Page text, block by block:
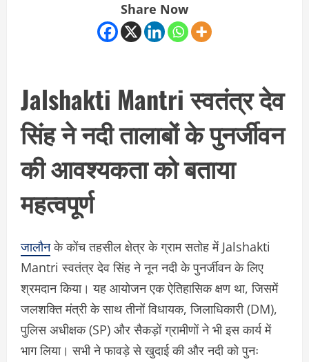
Share Now
Jalshakti Mantri स्वतंत्र देव
सिंह ने नदी तालाबों के पुनर्जीवन
की आवश्यकता को बताया
महत्वपूर्ण
जालौनके कोंच तहसील क्षेत्र के ग्राम सतोह में Jalshakti
Mantri स्वतंत्र देव सिंह ने नून नदी के पुनर्जीवन के लिए
श्रमदान किया। यह आयोजन एक ऐतिहासिक क्षण था, जिसमें
जलशक्ति मंत्री के साथ तीनों विधायक, जिलाधिकारी (DM),
पुलिस अधीक्षक (SP) और सैकड़ों ग्रामीणों ने भी इस कार्य में
भाग लिया। सभी ने फावड़े से खुदाई की और नदी को पुनः